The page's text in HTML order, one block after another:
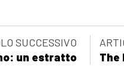
SUCCESSIVO
un estratto
The